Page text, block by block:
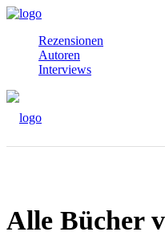
Rezensionen
Autoren
Interviews
Alle Bücher